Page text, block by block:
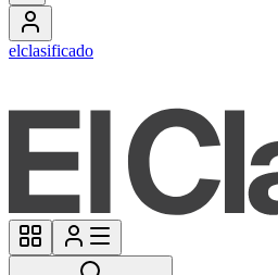
elclasificado